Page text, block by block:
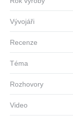
Vývojáři
Recenze
Téma
Rozhovory
Video